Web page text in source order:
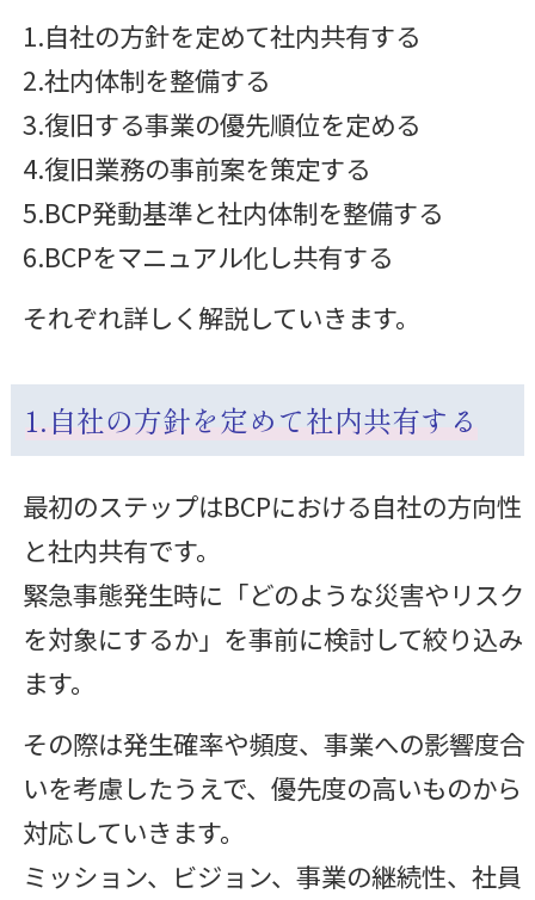
1.自社の方針を定めて社内共有する
2.社内体制を整備する
3.復旧する事業の優先順位を定める
4.復旧業務の事前案を策定する
5.BCP発動基準と社内体制を整備する
6.BCPをマニュアル化し共有する
それぞれ詳しく解説していきます。
1.自社の方針を定めて社内共有する
最初のステップはBCPにおける自社の方向性
と社内共有です。
緊急事態発生時に「どのような災害やリスク
を対象にするか」を事前に検討して絞り込み
ます。
その際は発生確率や頻度、事業への影響度合
いを考慮したうえで、優先度の高いものから
対応していきます。
ミッション、ビジョン、事業の継続性、社員